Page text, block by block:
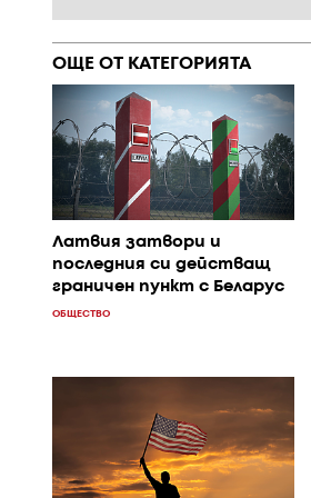
ОЩЕ ОТ КАТЕГОРИЯТА
Латвия затвори и
последния си действащ
граничен пункт с Беларус
ОБЩЕСТВО